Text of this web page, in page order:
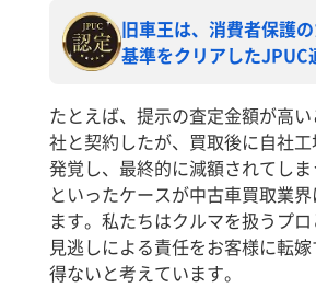
旧車王は、消費者保護
基準をクリアしたJPUC
たとえば、提示の査定金額が高
社と契約したが、買取後に自社
発覚し、最終的に減額されてしま
といったケースが中古車買取業
ます。私たちはクルマを扱うプ
見逃しによる責任をお客様に転
得ないと考えています。